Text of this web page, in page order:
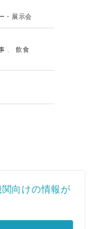
・展示会
、飲食
向けの情報が